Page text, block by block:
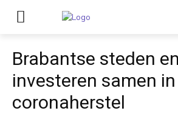
Brabantse steden
investeren samen in
coronaherstel